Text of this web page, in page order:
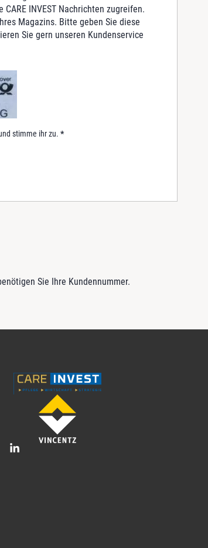
INVEST Nachrichten zugreifen.
Magazins. Bitte geben Sie diese
Sie gern unseren Kundenservice
stimme ihr zu. *
Sie Ihre Kundennummer.